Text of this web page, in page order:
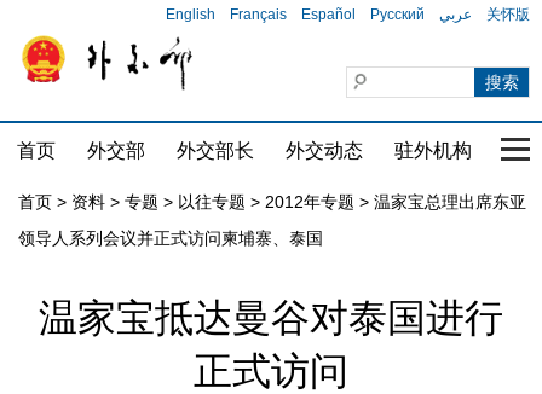
English Français Español Русский عربي 关怀版
首页 外交部 外交部长 外交动态 驻外机构 国
首页 > 资料 > 专题 > 以往专题 > 2012年专题 > 温家宝总理出席东亚
领导人系列会议并正式访问柬埔寨、泰国
温家宝抵达曼谷对泰国进行
正式访问